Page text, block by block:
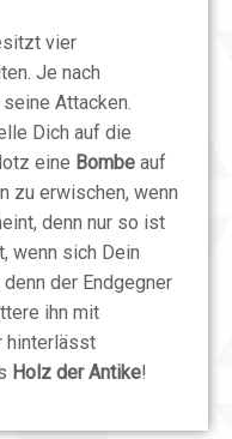
vier
Je nach
Attacken.
Dich auf die
eine Bombe auf
zu erwischen, wenn
denn nur so ist
wenn sich Dein
der Endgegner
ihn mit
hinterlässt
Holz der Antike!